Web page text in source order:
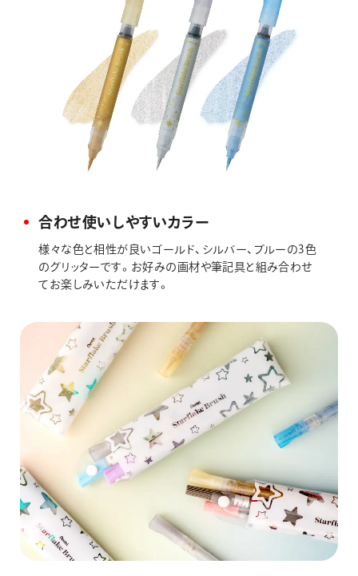
合わせ使いしやすいカラー
様々な色と相性が良いゴールド、シルバー、ブルーの3色
のグリッターです。お好みの画材や筆記具と組み合わせ
てお楽しみいただけます。